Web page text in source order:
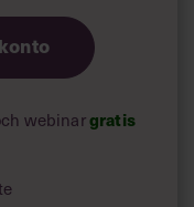
webinargratis